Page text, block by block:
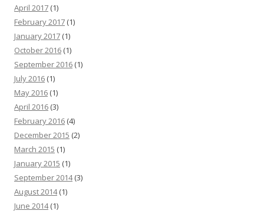
April 2017 (1)
February 2017 (1)
January 2017 (1)
October 2016 (1)
September 2016 (1)
July 2016 (1)
May 2016 (1)
April 2016 (3)
February 2016 (4)
December 2015 (2)
March 2015 (1)
January 2015 (1)
September 2014(3)
August 2014(1)
June 2014(1)